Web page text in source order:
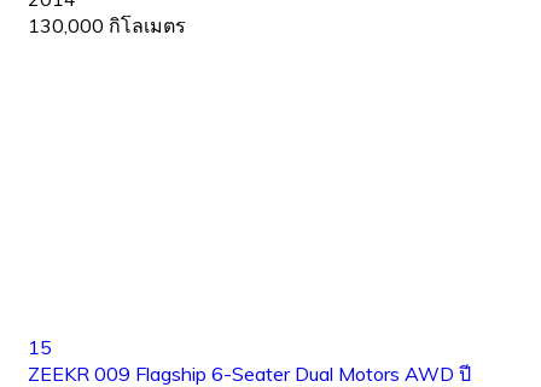
130,000 กิโลเมตร
15
ZEEKR 009 Flagship 6-Seater Dual Motors AWD ปี